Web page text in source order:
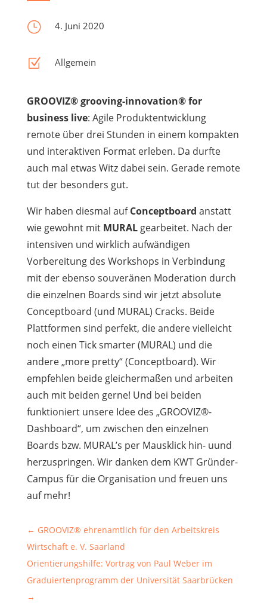
} 4. Juni 2020
Z Allgemein
GROOVIZ® grooving-innovation® for
business live: Agile Produktentwicklung
remote über drei Stunden in einem kompakten
und interaktiven Format erleben. Da durfte
auch mal etwas Witz dabei sein. Gerade remote
tut der besonders gut.
Wir haben diesmal aufConceptboard anstatt
wie gewohnt mit MURALgearbeitet. Nach der
intensiven und wirklich aufwändigen
Vorbereitung des Workshops in Verbindung
mit der ebenso souveränen Moderation durch
die einzelnen Boards sind wir jetzt absolute
Conceptboard (und MURAL) Cracks. Beide
Plattformen sind perfekt, die andere vielleicht
noch einen Tick smarter (MURAL) und die
andere „more pretty“ (Conceptboard). Wir
empfehlen beide gleichermaßen und arbeiten
auch mit beiden gerne! Und bei beiden
funktioniert unsere Idee des „GROOVIZ®-
Dashboard“, um zwischen den einzelnen
Boards bzw. MURAL’s per Mausklick hin- uund
herzuspringen. Wir danken dem KWT Gründer-
Campus für die Organisation und freuen uns
auf mehr!
← GROOVIZ® ehrenamtlich für den Arbeitskreis
Wirtschaft e. V. Saarland
Orientierungshilfe: Vortrag von Paul Weber im
Graduiertenprogramm der Universität Saarbrücken
→